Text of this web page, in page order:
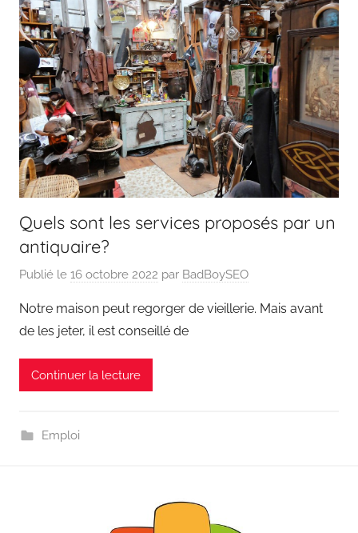
Quels sont les services proposés par un
antiquaire?
Publié le 16 octobre 2022 par BadBoySEO
Notre maison peut regorger de vieillerie. Mais avant
de les jeter, il est conseillé de
Continuer la lecture
Emploi